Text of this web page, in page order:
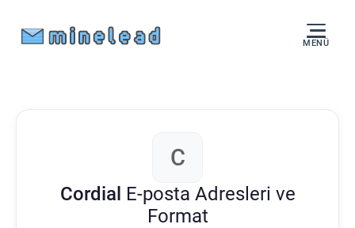
MENÜ
C
Cordial E-posta Adresleri ve
Format